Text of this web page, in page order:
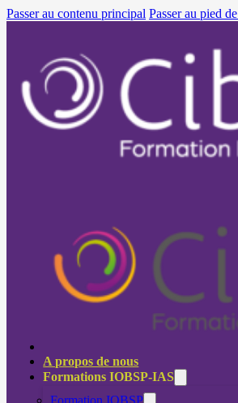
Passer au contenu principal Passer au pied
A propos de nous
Formations IOBSP-IAS